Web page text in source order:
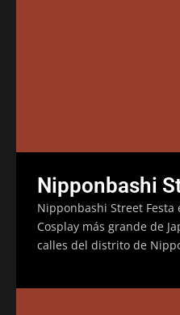
Nipponbashi
Nipponbashi Street Festa
Cosplay más grande de
calles del distrito de